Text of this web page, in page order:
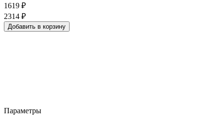
1619 ₽
2314 ₽
Добавить в корзину
Параметры